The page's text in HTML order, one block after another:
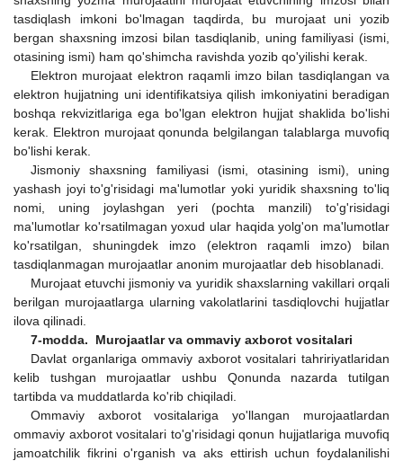
tasdiqlash imkoni bo'lmagan taqdirda, bu murojaat uni yozib
bergan shaxsning imzosi bilan tasdiqlanib, uning familiyasi (ismi,
otasining ismi) ham qo'shimcha ravishda yozib qo'yilishi kerak.
Elektron murojaat elektron raqamli imzo bilan tasdiqlangan va
elektron hujjatning uni identifikatsiya qilish imkoniyatini beradigan
boshqa rekvizitlariga ega bo'lgan elektron hujjat shaklida bo'lishi
kerak. Elektron murojaat qonunda belgilangan talablarga muvofiq
bo'lishi kerak.
Jismoniy shaxsning familiyasi (ismi, otasining ismi), uning
yashash joyi to'g'risidagi ma'lumotlar yoki yuridik shaxsning to'liq
nomi, uning joylashgan yeri (pochta manzili) to'g'risidagi
ma'lumotlar ko'rsatilmagan yoxud ular haqida yolg'on ma'lumotlar
ko'rsatilgan, shuningdek imzo (elektron raqamli imzo) bilan
tasdiqlanmagan murojaatlar anonim murojaatlar deb hisoblanadi.
Murojaat etuvchi jismoniy va yuridik shaxslarning vakillari orqali
berilgan murojaatlarga ularning vakolatlarini tasdiqlovchi hujjatlar
ilova qilinadi.
7-modda. Murojaatlar va ommaviy axborot vositalari
Davlat organlariga ommaviy axborot vositalari tahririyatlaridan
kelib tushgan murojaatlar ushbu Qonunda nazarda tutilgan
tartibda va muddatlarda ko'rib chiqiladi.
Ommaviy axborot vositalariga yo'llangan murojaatlardan
ommaviy axborot vositalari to'g'risidagi qonun hujjatlariga muvofiq
jamoatchilik fikrini o'rganish va aks ettirish uchun foydalanilishi